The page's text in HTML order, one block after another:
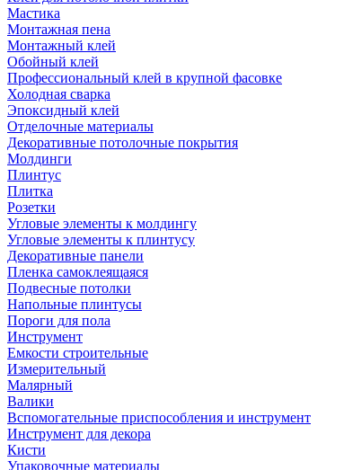
Мастика
Монтажная пена
Монтажный клей
Обойный клей
Профессиональный клей в крупной фасовке
Холодная сварка
Эпоксидный клей
Отделочные материалы
Декоративные потолочные покрытия
Молдинги
Плинтус
Плитка
Розетки
Угловые элементы к молдингу
Угловые элементы к плинтусу
Декоративные панели
Пленка самоклеящаяся
Подвесные потолки
Напольные плинтусы
Пороги для пола
Инструмент
Емкости строительные
Измерительный
Малярный
Валики
Вспомогательные приспособления и инструмент
Инструмент для декора
Кисти
Упаковочные материалы